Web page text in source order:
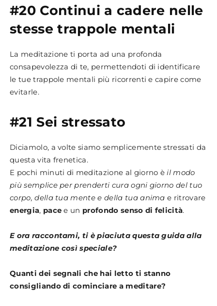
#20 Continui a cadere nelle
stesse trappole mentali
La meditazione ti porta ad una profonda
consapevolezza di te, permettendoti di identificare
le tue trappole mentali più ricorrenti e capire come
evitarle.
#21 Sei stressato
Diciamolo, a volte siamo semplicemente stressati da
questa vita frenetica.
E pochi minuti di meditazione al giorno èil modo
più semplice per prenderti cura ogni giorno del tuo
corpo, della tua mente e della tua anima e ritrovare
energia, pace e un profondo senso di felicità.
E ora raccontami, ti è piaciuta questa guida alla
meditazione così speciale?
Quanti dei segnali che hai letto ti stanno
consigliando di cominciare a meditare?